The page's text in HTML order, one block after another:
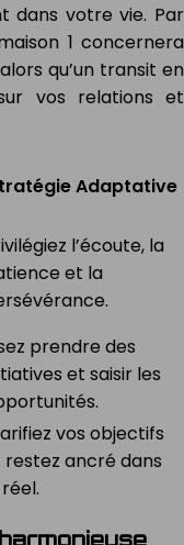
dans votre vie. Par
1 concernera
qu’un transit en
vos relations et
Adaptative
l’écoute, la
et la
prendre des
et saisir les
vos objectifs
ancré dans